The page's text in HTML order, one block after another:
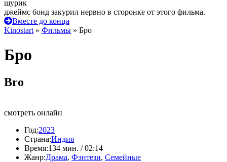
шурик
джеймс бонд закурил нервно в сторонке от этого фильма.
Вместе до конца
Kinostart » Фильмы » Бро
Бро
Bro
смотреть онлайн
Год:2023
Страна:Индия
Время:134 мин. / 02:14
Жанр:Драма, Фэнтези, Семейные